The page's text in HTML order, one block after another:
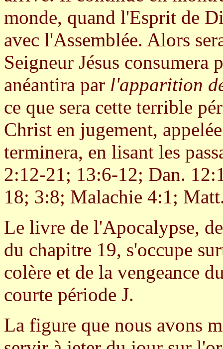
monde, quand l'Esprit de
avec l'Assemblée. Alors
Seigneur Jésus consumera
anéantira par l'apparition
ce que sera cette terrible
Christ en jugement,
terminera, en lisant les
2:12-21; 13:6-12; Dan.
18; 3:8; Malachie 4:1;
Le livre de l'Apocalypse,
du chapitre 19, s'occupe
colère et de la vengeance
courte période J.
La figure que nous avons